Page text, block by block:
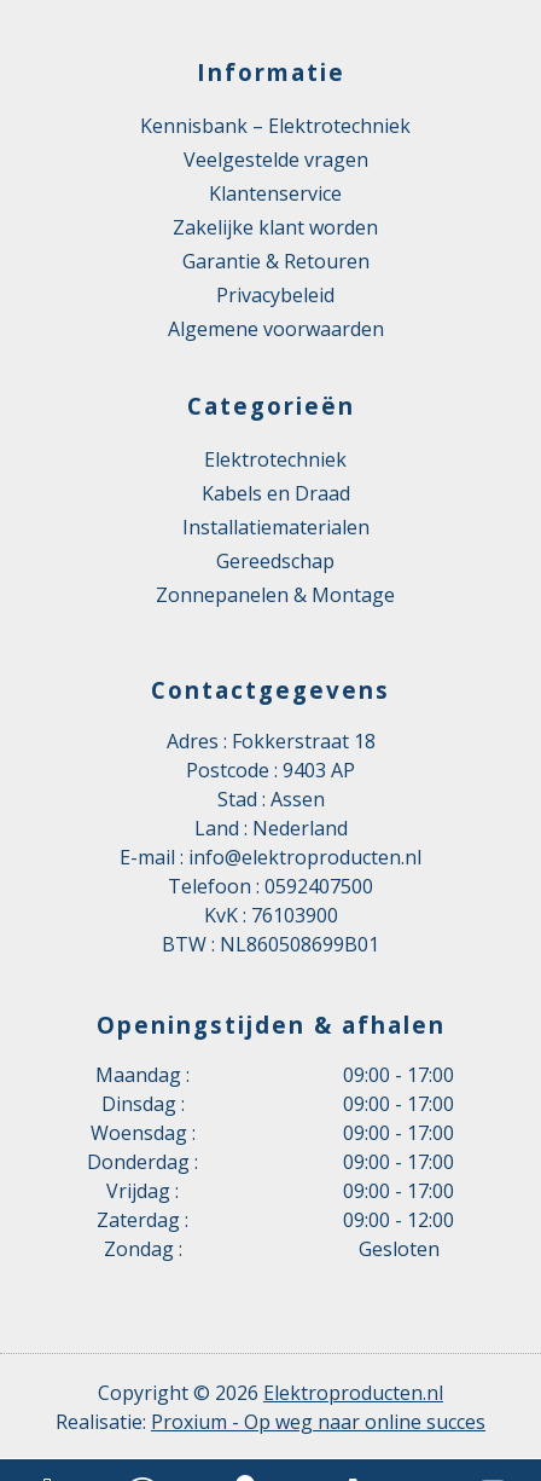
Informatie
Kennisbank – Elektrotechniek
Veelgestelde vragen
Klantenservice
Zakelijke klant worden
Garantie & Retouren
Privacybeleid
Algemene voorwaarden
Categorieën
Elektrotechniek
Kabels en Draad
Installatiematerialen
Gereedschap
Zonnepanelen & Montage
Contactgegevens
Adres : Fokkerstraat 18
Postcode : 9403 AP
Stad : Assen
Land : Nederland
E-mail : info@elektroproducten.nl
Telefoon : 0592407500
KvK : 76103900
BTW : NL860508699B01
Openingstijden & afhalen
Maandag :
09:00 - 17:00
Dinsdag :
09:00 - 17:00
Woensdag :
09:00 - 17:00
Donderdag :
09:00 - 17:00
Vrijdag :
09:00 - 17:00
Zaterdag :
09:00 - 12:00
Zondag :
Gesloten
Copyright © 2026 Elektroproducten.nl
Realisatie: Proxium - Op weg naar online succes